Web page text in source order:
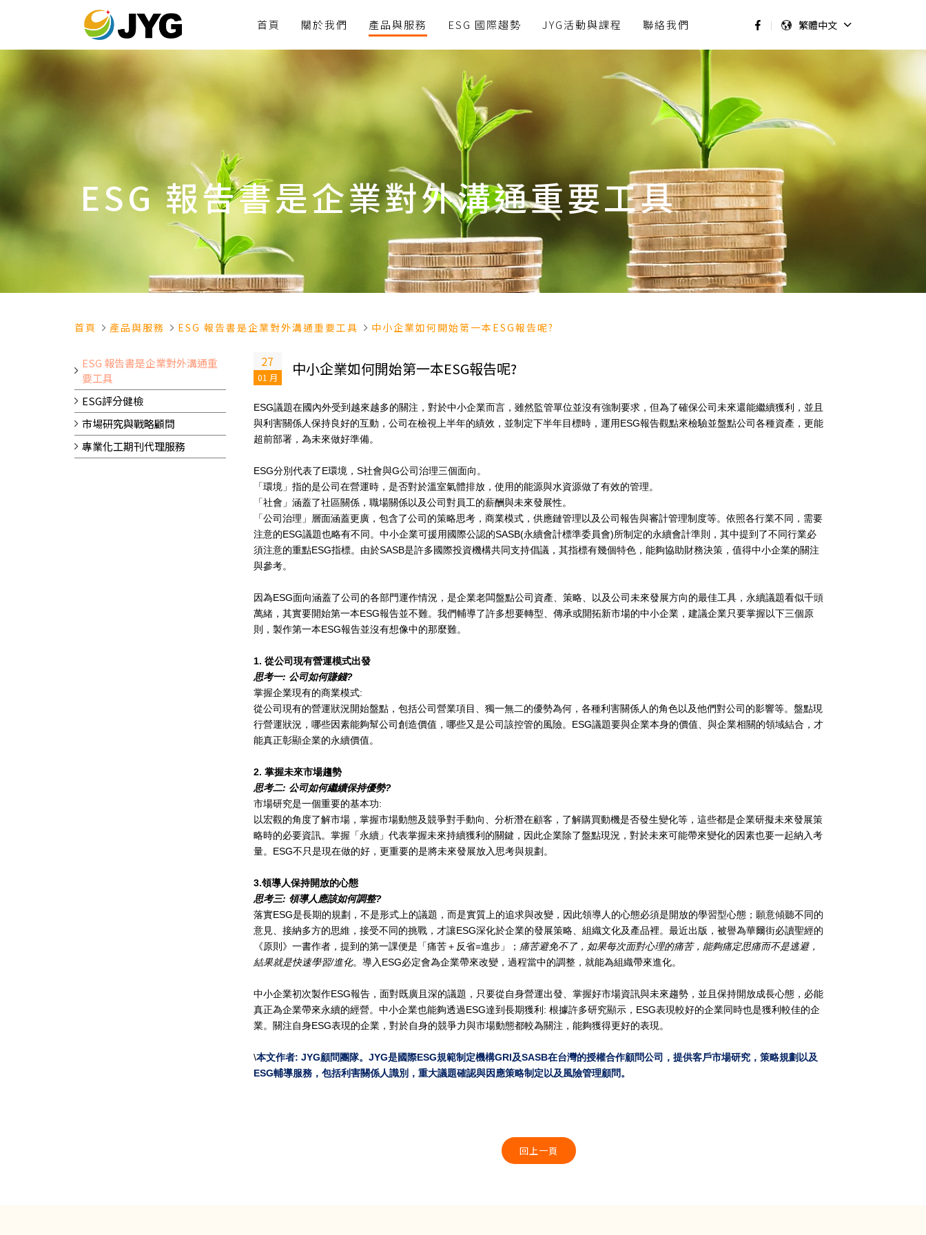
首頁 關於我們 產品與服務 ESG 國際趨勢 JYG活動與課程 聯絡我們 繁體中文
ESG 報告書是企業對外溝通重要工具
首頁 產品與服務 ESG 報告書是企業對外溝通重要工具 中小企業如何開始第一本ESG報告呢?
ESG 報告書是企業對外溝通重
要工具
ESG評分健檢
市場研究與戰略顧問
專業化工期刊代理服務
27
01 月 中小企業如何開始第一本ESG報告呢?
ESG議題在國內外受到越來越多的關注，對於中小企業而言，雖然監管單位並沒有強制要求，但為了確保公司未來還能繼續獲利，並且
與利害關係人保持良好的互動，公司在檢視上半年的績效，並制定下半年目標時，運用ESG報告觀點來檢驗並盤點公司各種資產，更能
超前部署，為未來做好準備。
ESG分別代表了E環境， S社會與G公司治理三個面向。
「環境」指的是公司在營運時，是否對於溫室氣體排放，使用的能源與水資源做了有效的管理。
「社會」涵蓋了社區關係，職場關係以及公司對員工的薪酬與未來發展性。
「公司治理」層面涵蓋更廣，包含了公司的策略思考，商業模式，供應鏈管理以及公司報告與審計管理制度等。依照各行業不同，需要
注意的ESG議題也略有不同。中小企業可援用國際公認的SASB(永續會計標準委員會)所制定的永續會計準則，其中提到了不同行業必
須注意的重點ESG指標。由於SASB是許多國際投資機構共同支持倡議，其指標有幾個特色，能夠協助財務決策，值得中小企業的關注
與參考。
因為ESG面向涵蓋了公司的各部門運作情況，是企業老闆盤點公司資產、策略、以及公司未來發展方向的最佳工具，永續議題看似千頭
萬緒，其實要開始第一本ESG報告並不難。我們輔導了許多想要轉型、傳承或開拓新市場的中小企業，建議企業只要掌握以下三個原
則，製作第一本ESG報告並沒有想像中的那麼難。
1. 從公司現有營運模式出發
思考一: 公司如何賺錢?
掌握企業現有的商業模式:
從公司現有的營運狀況開始盤點，包括公司營業項目、獨一無二的優勢為何，各種利害關係人的角色以及他們對公司的影響等。盤點現
行營運狀況，哪些因素能夠幫公司創造價值，哪些又是公司該控管的風險。 ESG議題要與企業本身的價值、與企業相關的領域結合，才
能真正彰顯企業的永續價值。
2. 掌握未來市場趨勢
思考二: 公司如何繼續保持優勢?
市場研究是一個重要的基本功:
以宏觀的角度了解市場，掌握市場動態及競爭對手動向、分析潛在顧客，了解購買動機是否發生變化等，這些都是企業研擬未來發展策
略時的必要資訊。掌握「永續」代表掌握未來持續獲利的關鍵，因此企業除了盤點現況，對於未來可能帶來變化的因素也要一起納入考
量。 ESG不只是現在做的好，更重要的是將未來發展放入思考與規劃。
3.領導人保持開放的心態
思考三: 領導人應該如何調整?
落實ESG是長期的規劃，不是形式上的議題，而是實質上的追求與改變，因此領導人的心態必須是開放的學習型心態；願意傾聽不同的
意見、接納多方的思維，接受不同的挑戰，才讓ESG深化於企業的發展策略、組織文化及產品裡。最近出版，被譽為華爾街必讀聖經的
《原則》一書作者，提到的第一課便是「痛苦＋反省=進步」； 痛苦避免不了，如果每次面對心理的痛苦，能夠痛定思痛而不是逃避，
結果就是快速學習/進化。導入ESG必定會為企業帶來改變，過程當中的調整，就能為組織帶來進化。
中小企業初次製作ESG報告，面對既廣且深的議題，只要從自身營運出發、掌握好市場資訊與未來趨勢，並且保持開放成長心態，必能
真正為企業帶來永續的經營。中小企業也能夠透過ESG達到長期獲利 : 根據許多研究顯示， ESG表現較好的企業同時也是獲利較佳的企
業。關注自身ESG表現的企業，對於自身的競爭力與市場動態都較為關注，能夠獲得更好的表現。
\本文作者: JYG顧問團隊。 JYG是國際ESG規範制定機構GRI及SASB在台灣的授權合作顧問公司，提供客戶市場研究，策略規劃以及
ESG輔導服務，包括利害關係人識別，重大議題確認與因應策略制定以及風險管理顧問。
回上一頁